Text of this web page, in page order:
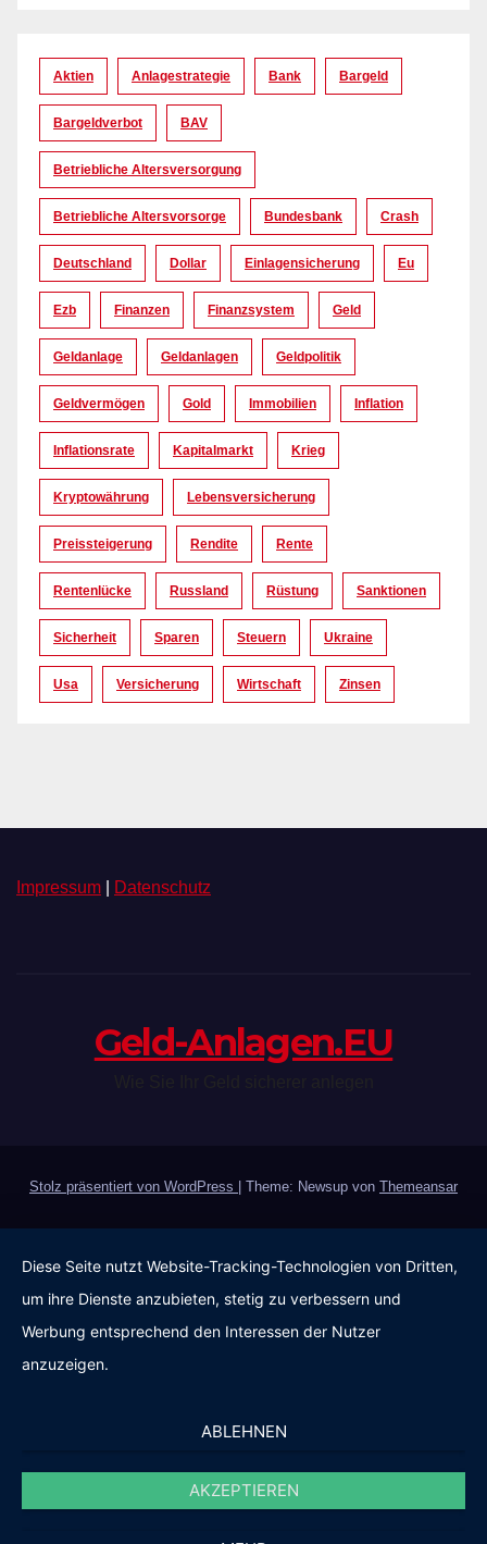
Aktien Anlagestrategie Bank Bargeld
Bargeldverbot BAV
Betriebliche Altersversorgung
Betriebliche Altersvorsorge Bundesbank Crash
Deutschland Dollar Einlagensicherung Eu
Ezb Finanzen Finanzsystem Geld
Geldanlage Geldanlagen Geldpolitik
Geldvermögen Gold Immobilien Inflation
Inflationsrate Kapitalmarkt Krieg
Kryptowährung Lebensversicherung
Preissteigerung Rendite Rente
Rentenlücke Russland Rüstung Sanktionen
Sicherheit Sparen Steuern Ukraine
Usa Versicherung Wirtschaft Zinsen
Impressum Datenschutz
Geld-Anlagen.EU
Stolz präsentiert von WordPress Theme: Newsup von Themeansar
Diese Seite nutzt Website-Tracking-Technologien von Dritten,
um ihre Dienste anzubieten, stetig zu verbessern und
Werbung entsprechend den Interessen der Nutzer
anzuzeigen.
ABLEHNEN
AKZEPTIEREN